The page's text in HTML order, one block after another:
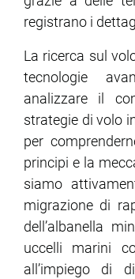
registrano i
La ricerca sul
tecnologie
analizzare il
strategie di volo
per
principi e la
siamo
migrazione di
dell’albanella
uccelli marini
all’impiego di